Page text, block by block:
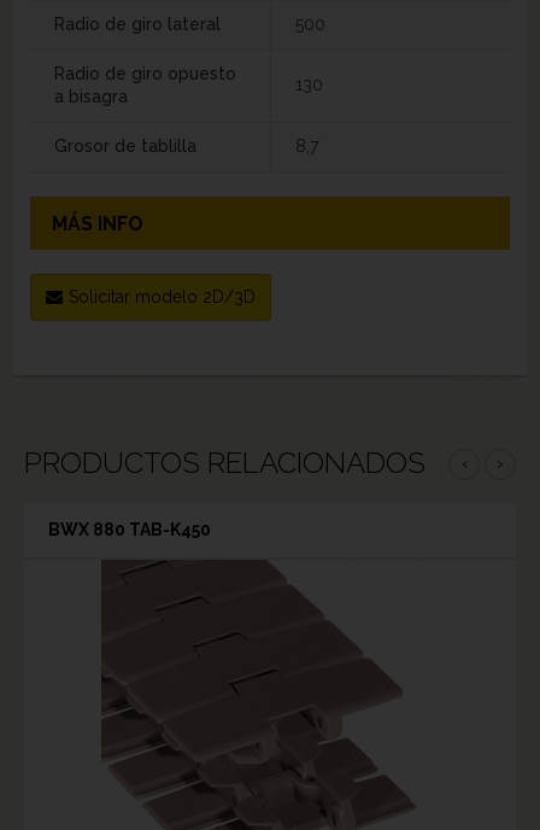
Radio de giro lateral 500
Radio de giro opuesto
a bisagra
130
Grosor de tablilla 8,7
MÁS INFO
Solicitar modelo 2D/3D
PRODUCTOS RELACIONADOS ‹ ›
BWX 880 TAB-K450